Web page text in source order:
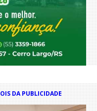
DA PUBLICIDADE